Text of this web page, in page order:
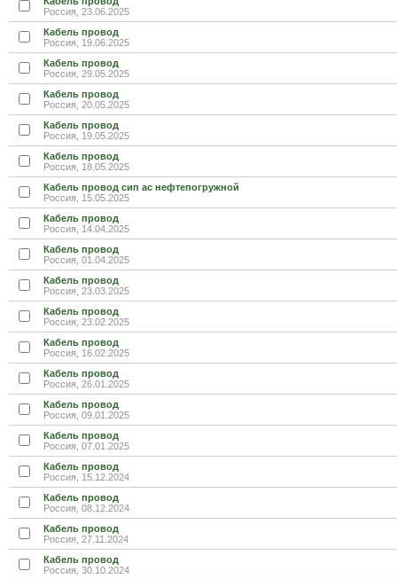
Россия, 23.06.2025
Кабель провод
Россия, 19.06.2025
Кабель провод
Россия, 29.05.2025
Кабель провод
Россия, 20.05.2025
Кабель провод
Россия, 19.05.2025
Кабель провод
Россия, 18.05.2025
Кабель провод сип ас нефтепогружной
Россия, 15.05.2025
Кабель провод
Россия, 14.04.2025
Кабель провод
Россия, 01.04.2025
Кабель провод
Россия, 23.03.2025
Кабель провод
Россия, 23.02.2025
Кабель провод
Россия, 16.02.2025
Кабель провод
Россия, 26.01.2025
Кабель провод
Россия, 09.01.2025
Кабель провод
Россия, 07.01.2025
Кабель провод
Россия, 15.12.2024
Кабель провод
Россия, 08.12.2024
Кабель провод
Россия, 27.11.2024
Кабель провод
Россия, 30.10.2024